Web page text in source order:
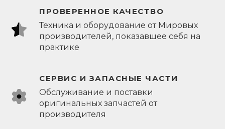
ПРОВЕРЕННОЕ КАЧЕСТВО
Техника и оборудование от Мировых
производителей, показавшее себя на
практике
СЕРВИС И ЗАПАСНЫЕ ЧАСТИ
Обслуживание и поставки
оригинальных запчастей от
производителя